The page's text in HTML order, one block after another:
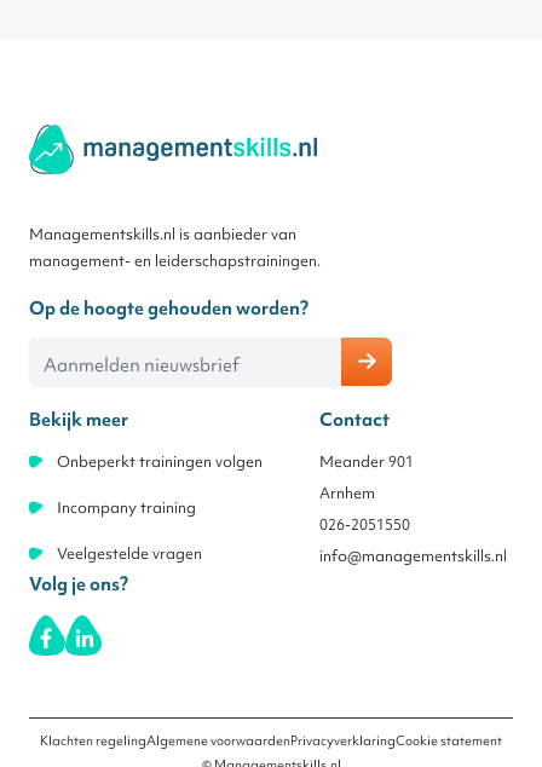
Bekijk meer
Onbeperkt trainingen volgen
Incompany training
Veelgestelde vragen
Contact
Meander 901
Arnhem
026-2051550
info@managementskills.nl
Volg je ons?
Managementskills.nl is aanbieder van
management- en leiderschapstrainingen.
Op de hoogte gehouden worden?
Klachten regelingAlgemene voorwaardenPrivacyverklaringCookie statement